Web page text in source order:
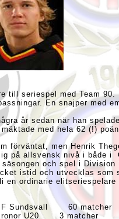
till seriespel med Team
En snajper med
år sedan när han
med hela 62 (!)
förväntat, men Henrik
sig på allsvensk nivå i
och spel i Division
istid och utvecklas
en ordinarie
IF Sundsvall 60
U20 3 matcher